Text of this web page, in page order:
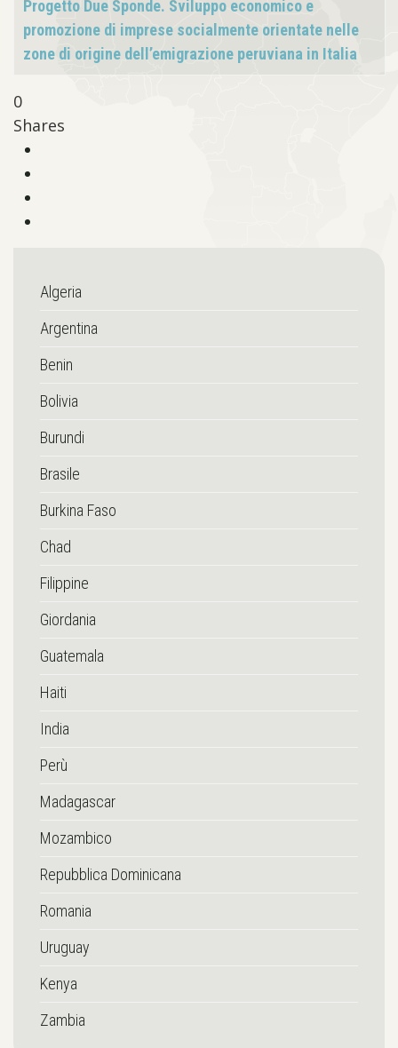
Progetto Due Sponde. Sviluppo economico e
promozione di imprese socialmente orientate nelle
zone di origine dell’emigrazione peruviana in Italia
0
Shares
Algeria
Argentina
Benin
Bolivia
Burundi
Brasile
Burkina Faso
Chad
Filippine
Giordania
Guatemala
Haiti
India
Perù
Madagascar
Mozambico
Repubblica Dominicana
Romania
Uruguay
Kenya
Zambia